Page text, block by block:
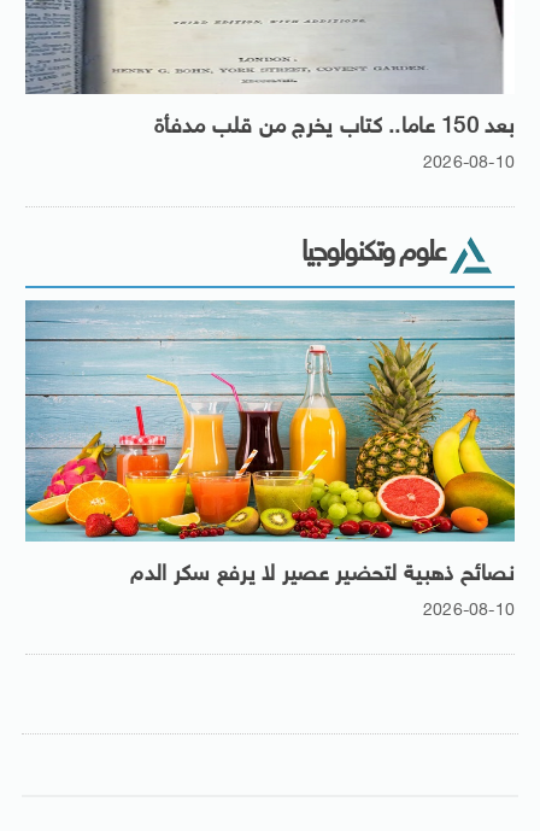
بعد 150 عاما.. كتاب يخرج من قلب مدفأة
2026-08-10
علوم وتكنولوجيا
نصائح ذهبية لتحضير عصير لا يرفع سكر الدم
2026-08-10